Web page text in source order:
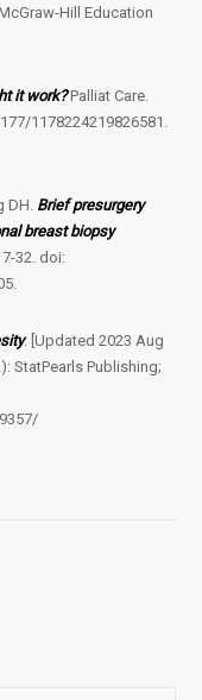
Hill Education
it work?Palliat Care.
1178224219826581.
DH. Brief presurgery
breast biopsy
32. doi:
. [Updated 2023 Aug
StatPearls Publishing;